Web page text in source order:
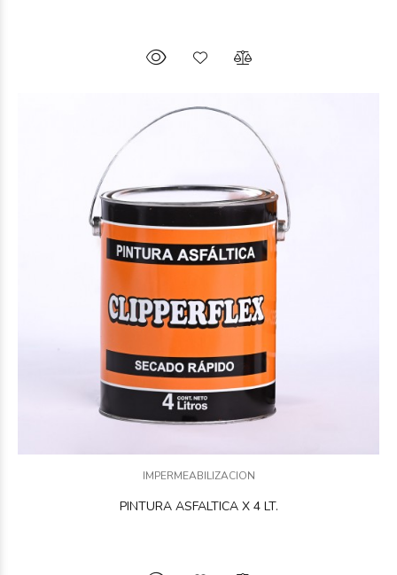
IMPERMEABILIZACION
PINTURA ASFALTICA X 4 LT.